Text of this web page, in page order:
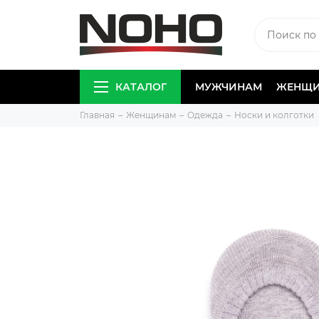
КАТАЛОГ МУЖЧИНАМ
Главная Женщинам Одежда Носки и колготки